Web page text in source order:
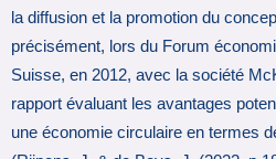
la diffusion et la promotion du
précisément, lors du Forum
Suisse, en 2012, avec la société
rapport évaluant les avantages
une économie circulaire en termes